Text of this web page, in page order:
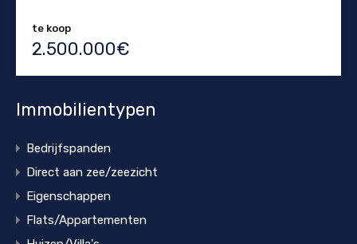
te koop
2.500.000€
Immobilientypen
Bedrijfspanden
Direct aan zee/zeezicht
Eigenschappen
Flats/Appartementen